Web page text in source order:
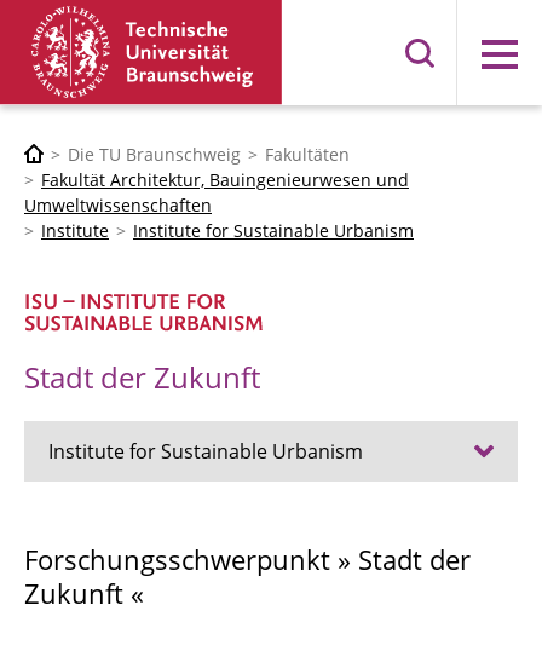
Menü
Die TU Braunschweig
Fakultäten
Fakultät Architektur, Bauingenieurwesen und
Umweltwissenschaften
Institute
Institute for Sustainable Urbanism
Stadt der Zukunft
Institute for Sustainable Urbanism
Lehre
Forschungsschwerpunkt » Stadt der
Zukunft «